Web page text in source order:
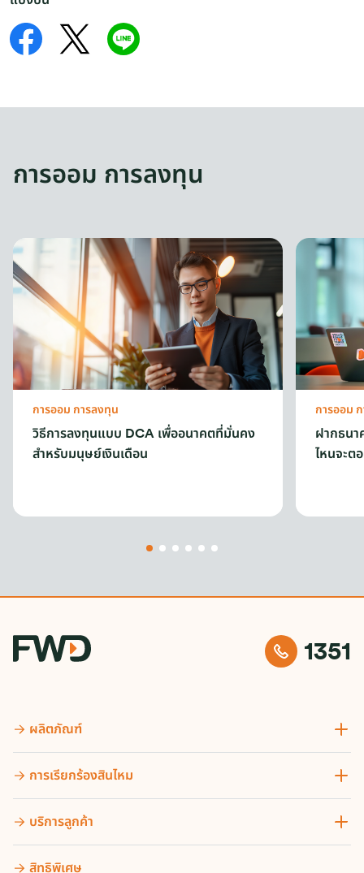
การออม การลงทุน
การออม การลงทุน
วิธีการลงทุนแบบ DCA เพื่ออนาคตที่มั่นคง
สำหรับมนุษย์เงินเดือน
การออม
ฝากธนา
ไหนจะต
1351
ผลิตภัณฑ์
การเรียกร้องสินไหม
บริการลูกค้า
สิทธิพิเศษ